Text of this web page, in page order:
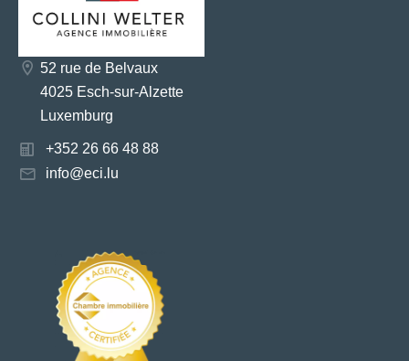
52 rue de Belvaux
4025 Esch-sur-Alzette
Luxemburg
+352 26 66 48 88
info@eci.lu